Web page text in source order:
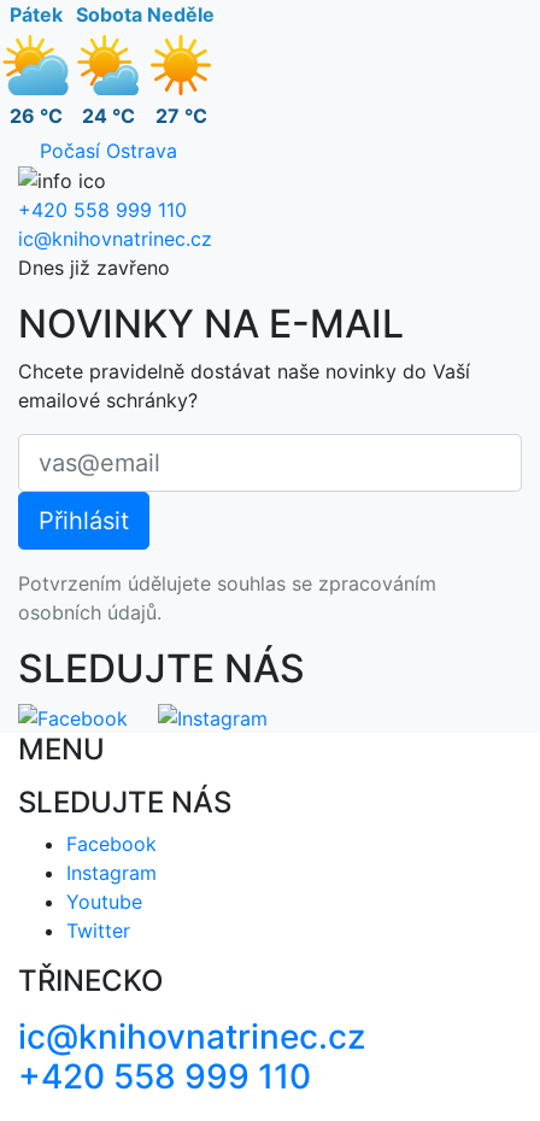
Pátek
26 °C
Sobota
24 °C
Neděle
27 °C
Počasí Ostrava
+420 558 999 110
ic@knihovnatrinec.cz
Dnes již zavřeno
NOVINKY NA E-MAIL
Chcete pravidelně dostávat naše novinky do Vaší
emailové schránky?
Potvrzením údělujete souhlas se zpracováním
osobních údajů.
SLEDUJTE NÁS
MENU
SLEDUJTE NÁS
Facebook
Instagram
Youtube
Twitter
TŘINECKO
ic@knihovnatrinec.cz
+420 558 999 110